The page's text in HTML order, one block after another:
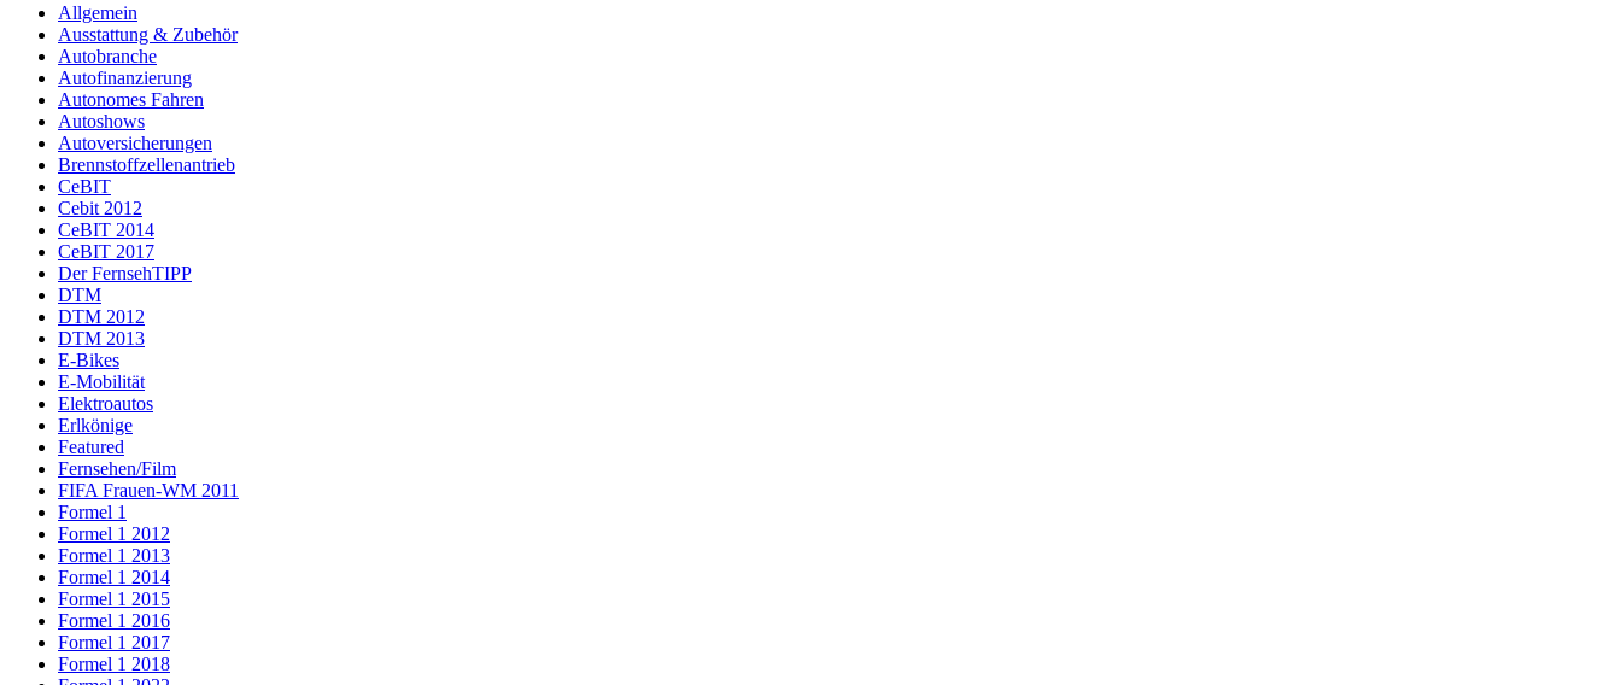
Allgemein
Ausstattung & Zubehör
Autobranche
Autofinanzierung
Autonomes Fahren
Autoshows
Autoversicherungen
Brennstoffzellenantrieb
CeBIT
Cebit 2012
CeBIT 2014
CeBIT 2017
Der FernsehTIPP
DTM
DTM 2012
DTM 2013
E-Bikes
E-Mobilität
Elektroautos
Erlkönige
Featured
Fernsehen/Film
FIFA Frauen-WM 2011
Formel 1
Formel 1 2012
Formel 1 2013
Formel 1 2014
Formel 1 2015
Formel 1 2016
Formel 1 2017
Formel 1 2018